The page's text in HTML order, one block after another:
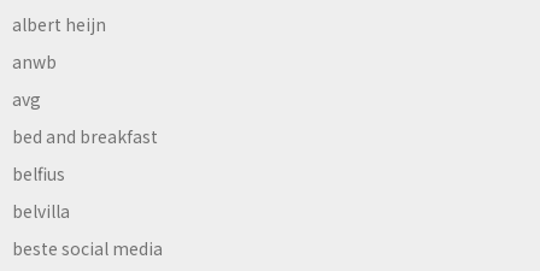
albert heijn
anwb
avg
bed and breakfast
belfius
belvilla
beste social media